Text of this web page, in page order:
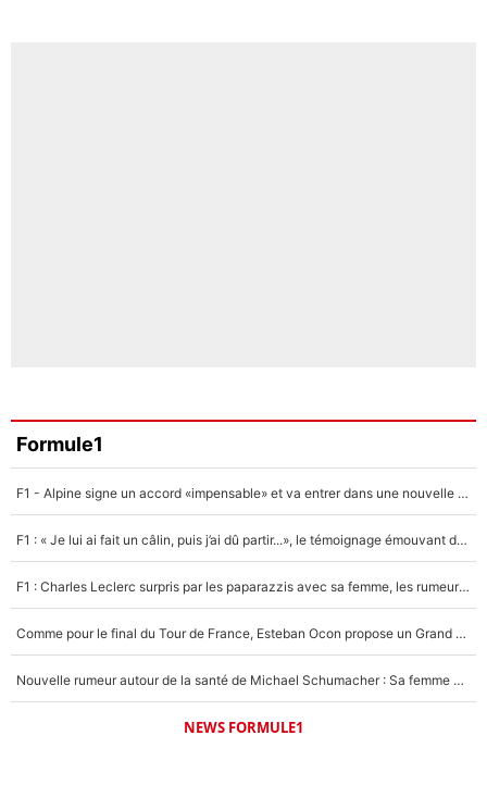
Formule1
F1 - Alpine signe un accord «impensable» et va entrer dans une nouvelle dimension : Grande nouvelle pour Pierre Gasly !
F1 : « Je lui ai fait un câlin, puis j’ai dû partir...», le témoignage émouvant de Max Verstappen sur sa fille
F1 : Charles Leclerc surpris par les paparazzis avec sa femme, les rumeurs étaient vraies !
Comme pour le final du Tour de France, Esteban Ocon propose un Grand Prix de Formule 1 à Paris : «Autour de l’Arc de Triomphe, ce serait génial» !
Nouvelle rumeur autour de la santé de Michael Schumacher : Sa femme Corinna sort du silence
NEWS FORMULE1